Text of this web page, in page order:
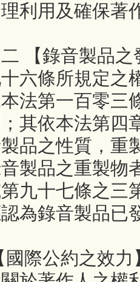
利用及確保著
【錄音製品之
六條所規定之
法第一百零三
其依本法第四
品之性質，重
製品之重製物
九十七條之三
為錄音製品已
國際公約之效力